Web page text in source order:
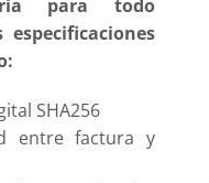
para todo
SHA256
entre factura y